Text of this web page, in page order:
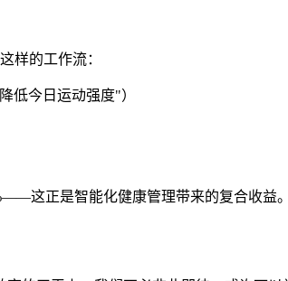
样的工作流：
低今日运动强度"）
这正是智能化健康管理带来的复合收益。